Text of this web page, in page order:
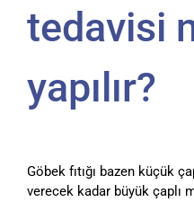
tedavisi
yapılır?
Göbek fıtığı bazen küçük
verecek kadar büyük çaplı